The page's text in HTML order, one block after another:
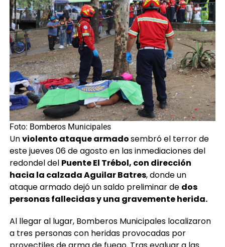
Foto: Bomberos Municipales
Unviolento ataque armadosembró el terror de
este jueves 06 de agosto en las inmediaciones del
redondel del Puente El Trébol, con dirección
hacia la calzada Aguilar Batres, donde un
ataque armado dejó un saldo preliminar de dos
personas fallecidas y una gravemente herida.
Al llegar al lugar, Bomberos Municipales localizaron
a tres personas con heridas provocadas por